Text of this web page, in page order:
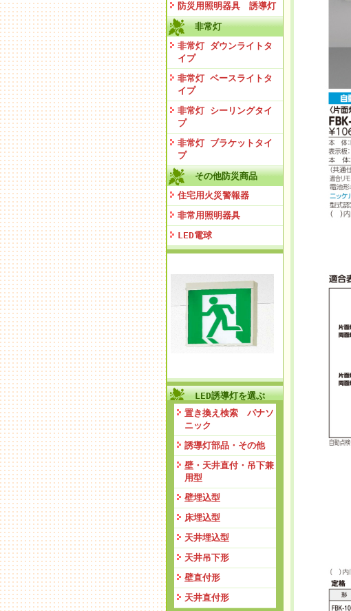
防災用照明器具 誘導灯
非常灯
非常灯 ダウンライトタ
イプ
非常灯 ベースライトタ
イプ
非常灯 シーリングタイ
プ
非常灯 ブラケットタイ
プ
その他防災商品
住宅用火災警報器
非常用照明器具
LED電球
LED誘導灯を選ぶ
置き換え検索 パナソ
ニック
誘導灯部品・その他
壁・天井直付・吊下兼
用型
壁埋込型
床埋込型
天井埋込型
天井吊下形
壁直付形
天井直付形